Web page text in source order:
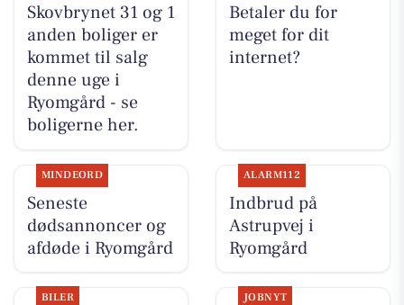
Skovbrynet 31 og 1
anden boliger er
kommet til salg
denne uge i
Ryomgård - se
boligerne her.
Betaler du for
meget for dit
internet?
MINDEORD
Seneste
dødsannoncer og
afdøde i Ryomgård
ALARM112
Indbrud på
Astrupvej i
Ryomgård
BILER JOBNYT